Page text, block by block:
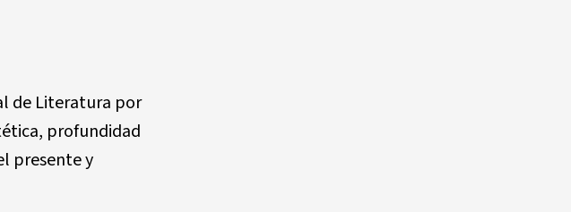
de Literatura por
profundidad
presente y